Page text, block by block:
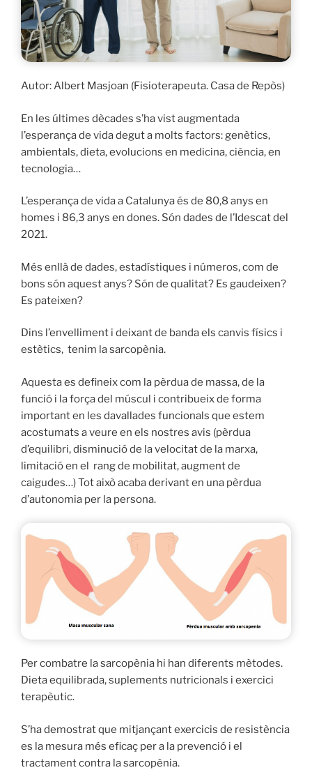
Autor: Albert Masjoan (Fisioterapeuta. Casa de Repòs)
En les últimes dècades s’ha vist augmentada
l’esperança de vida degut a molts factors: genètics,
ambientals, dieta, evolucions en medicina, ciència, en
tecnologia…
L’esperança de vida a Catalunya és de 80,8 anys en
homes i 86,3 anys en dones. Són dades de l’Idescat del
2021.
Més enllà de dades, estadístiques i números, com de
bons són aquest anys? Són de qualitat? Es gaudeixen?
Es pateixen?
Dins l’envelliment i deixant de banda els canvis físics i
estètics, tenim la sarcopènia.
Aquesta es defineix com la pèrdua de massa, de la
funció i la força del múscul i contribueix de forma
important en les davallades funcionals que estem
acostumats a veure en els nostres avis (pèrdua
d’equilibri, disminució de la velocitat de la marxa,
limitació en el rang de mobilitat, augment de
caigudes…) Tot això acaba derivant en una pèrdua
d’autonomia per la persona.
Per combatre la sarcopènia hi han diferents mètodes.
Dieta equilibrada, suplements nutricionals i exercici
terapèutic.
S’ha demostrat que mitjançant exercicis de resistència
es la mesura més eficaç per a la prevenció i el
tractament contra la sarcopènia.